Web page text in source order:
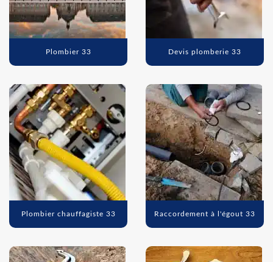
Plombier 33 Devis plomberie 33
Plombier chauffagiste 33 Raccordement à l'égout 33